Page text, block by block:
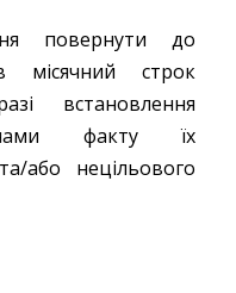
повернути до
місячний строк
встановлення
факту їх
або нецільового